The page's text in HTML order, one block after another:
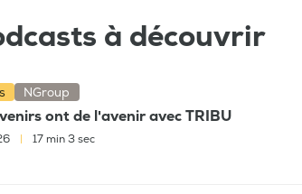
à découvrir
NGroup
ont de l'avenir avec TRIBU
| 17 min 3 sec